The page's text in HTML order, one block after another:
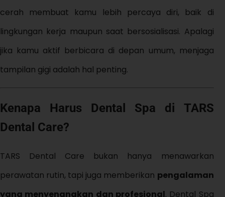
cerah membuat kamu lebih percaya diri, baik di
lingkungan kerja maupun saat bersosialisasi. Apalagi
jika kamu aktif berbicara di depan umum, menjaga
tampilan gigi adalah hal penting.
Kenapa Harus Dental Spa di TARS
Dental Care?
TARS Dental Care bukan hanya menawarkan
perawatan rutin, tapi juga memberikan pengalaman
yang menyenangkan dan profesional. Dental Spa